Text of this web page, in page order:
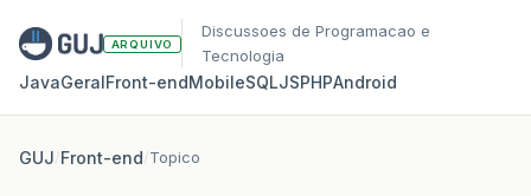
ARQUIVO
Discussoes de Programacao e
Tecnologia
JavaGeralFront‑endMobileSQLJSPHPAndroid
GUJ/Front-end/Topico